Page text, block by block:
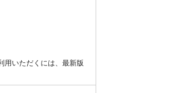
用いただくには、最新版